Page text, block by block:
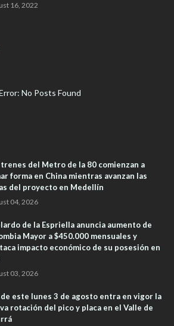
16, 2022
No Posts Found
trenes del Metro de la 80 comienzan a
forma en China mientras avanzan las
del proyecto en Medellín
04, 2026
de la Espriella anuncia aumento de
Mayor a $450.000 mensuales y
impacto económico de su posesión en
03, 2026
este lunes 3 de agosto entra en vigor la
rotación del pico y placa en el Valle de